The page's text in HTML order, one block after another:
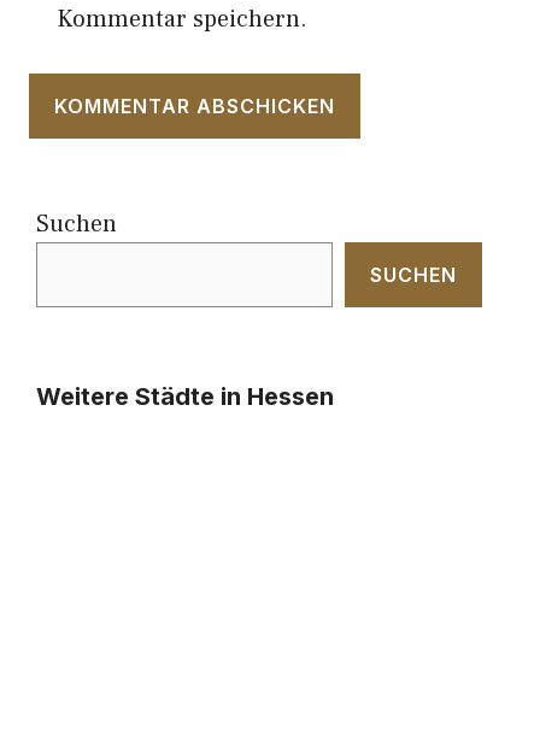
Kommentar speichern.
Suchen
SUCHEN
Weitere Städte in Hessen